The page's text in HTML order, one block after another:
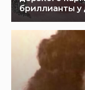
бриллианты